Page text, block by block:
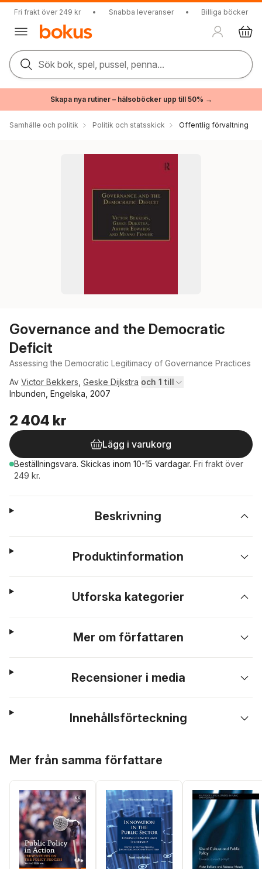
Fri frakt över 249 kr • Snabba leveranser • Billiga böcker
Sök bok, spel, pussel, penna...
Skapa nya rutiner – hälsoböcker upp till 50% →
Samhälle och politik Politik och statsskick Offentlig förvaltning
Governance and the Democratic
Deficit
Assessing the Democratic Legitimacy of Governance Practices
Av Victor Bekkers Geske Dijkstra och 1 till
Inbunden, Engelska, 2007
2 404 kr
Lägg i varukorg
Beställningsvara. Skickas inom 10-15 vardagar. Fri frakt över
249 kr.
Beskrivning
Produktinformation
Utforska kategorier
Mer om författaren
Recensioner i media
Innehållsförteckning
Mer från samma författare